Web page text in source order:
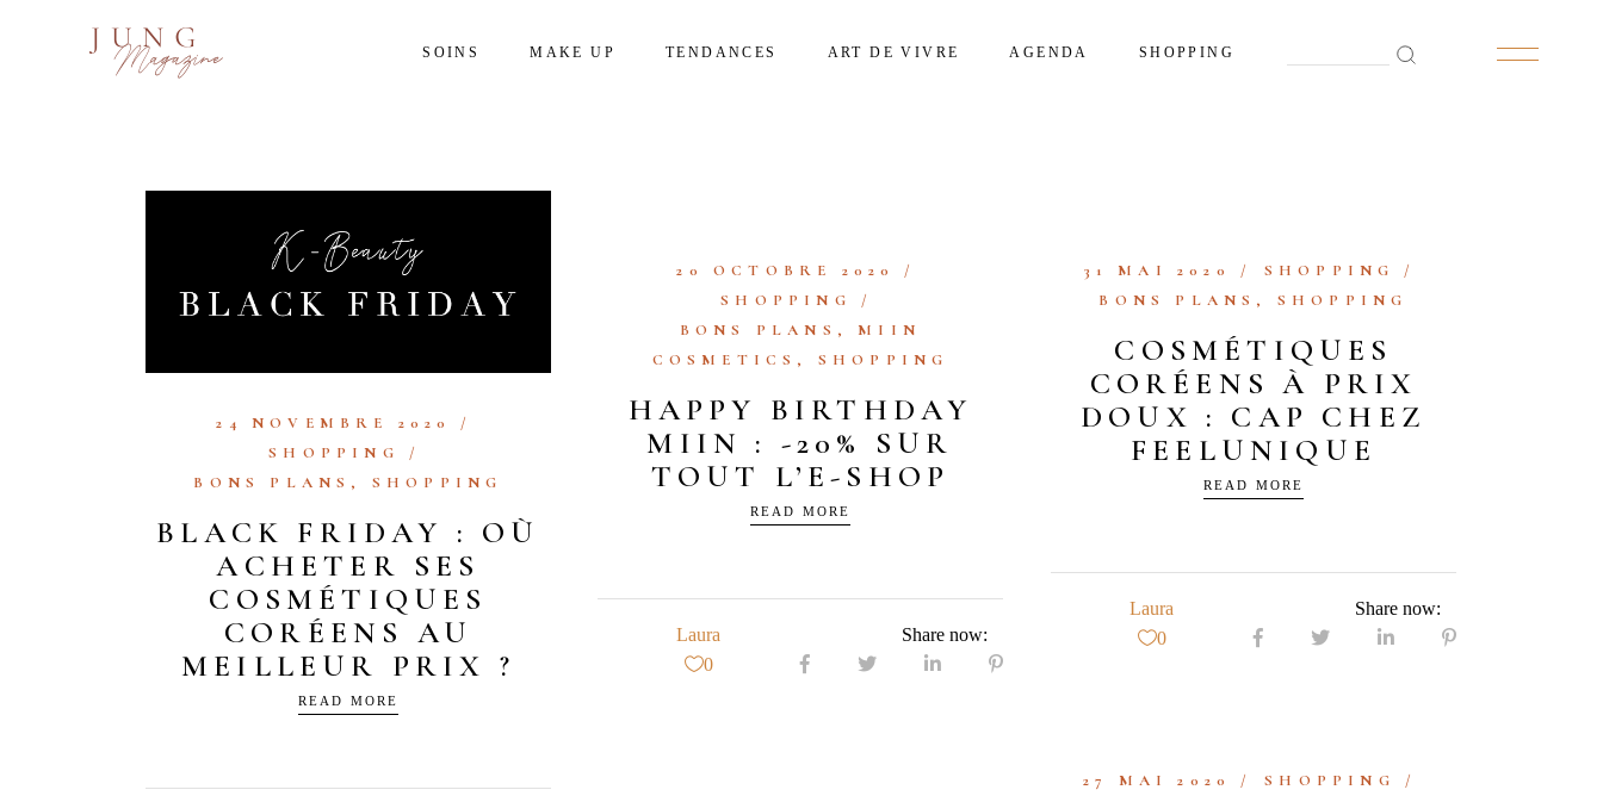
SOINS MAKE UP TENDANCES ART DE VIVRE AGENDA SHOPPING
24 NOVEMBRE 2020
SHOPPING
BONS PLANS , SHOPPING
BLACK FRIDAY : OÙ
ACHETER SES
COSMÉTIQUES
CORÉENS AU
MEILLEUR PRIX ?
READ MORE
20 OCTOBRE 2020
SHOPPING
BONS PLANS , MIIN
COSMETICS , SHOPPING
HAPPY BIRTHDAY
MIIN : -20% SUR
TOUT L’E-SHOP
READ MORE
Laura
0
Share now:
31 MAI 2020
SHOPPING
BONS PLANS , SHOPPING
COSMÉTIQUES
CORÉENS À PRIX
DOUX : CAP CHEZ
FEELUNIQUE
READ MORE
Laura
0
Share now:
27 MAI 2020
SHOPPING